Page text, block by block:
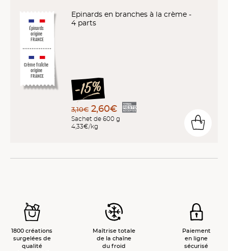
Crème fraîche
origine
FRANCE
Épinards
origine
FRANCE
Epinards en branches à la crème -
4 parts
3,10€ 2,60€
Sachet de 600 g
4,33€/kg
1800 créations
surgelées de
qualité
Maîtrise totale
de la chaîne
du froid
Paiement
en ligne
sécurisé